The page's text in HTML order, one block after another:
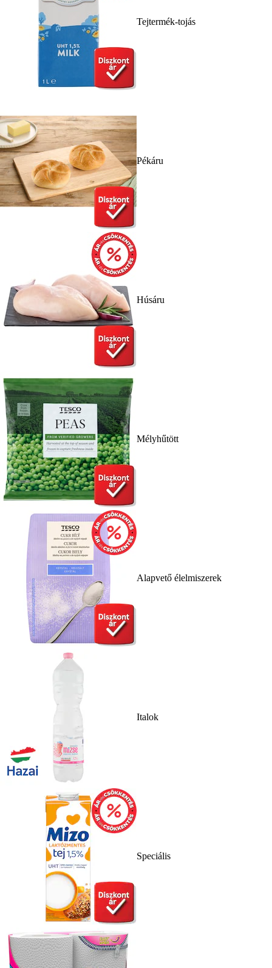
Tejtermék-tojás
Pékáru
Húsáru
Mélyhűtött
Alapvető élelmiszerek
Italok
Speciális